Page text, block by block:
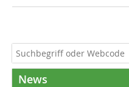
News